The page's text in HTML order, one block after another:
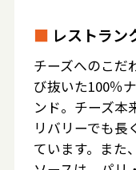
■ レストラン
チーズへのこだ
び抜いた100％
ンド。チーズ本
リバリーでも長
ています。また